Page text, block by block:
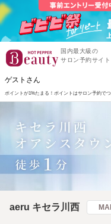
国内最大級の
サロン予約サイト
ゲストさん
ポイントが1%たまる！ ポイントはサロン予約でつ
aeru キセラ川西